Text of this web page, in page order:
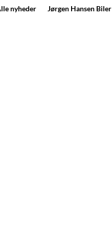
nyheder Jørgen Hansen Biler